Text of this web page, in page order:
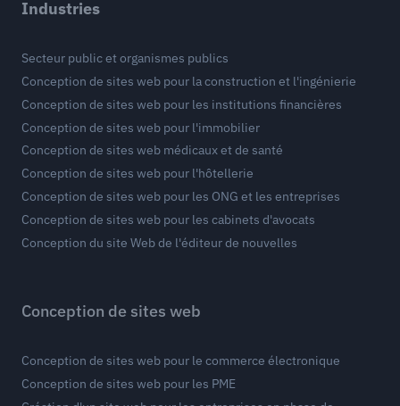
Industries
Secteur public et organismes publics
Conception de sites web pour la construction et l'ingénierie
Conception de sites web pour les institutions financières
Conception de sites web pour l'immobilier
Conception de sites web médicaux et de santé
Conception de sites web pour l'hôtellerie
Conception de sites web pour les ONG et les entreprises
Conception de sites web pour les cabinets d'avocats
Conception du site Web de l'éditeur de nouvelles
Conception de sites web
Conception de sites web pour le commerce électronique
Conception de sites web pour les PME